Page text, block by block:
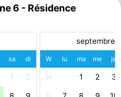
6 - Résidence
sa di
1 2
septembre
W lu ma me je
36 1 2 3